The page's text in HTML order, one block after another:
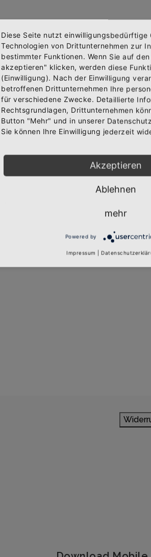
Abonniere jetzt unseren
Bekomme die aktuellsten News über
zudem einen 10% Gutschein für
Bestellung.
Abonnieren
Diese Seite nutzt einwilligungsbedürftige
Technologien von Drittunternehmen zur
bestimmter Funktionen. Wenn Sie auf
akzeptieren" klicken, werden diese
(Einwilligung). Nach der Einwilligung
betroffenen Drittunternehmen Ihre
für verschiedene Zwecke. Detaillierte
Rechtsgrundlagen, Drittunternehmen
Button "Mehr" und in unserer
Sie können Ihre Einwilligung jederzeit
Akzeptieren
Ablehnen
mehr
Powered by
Impressum